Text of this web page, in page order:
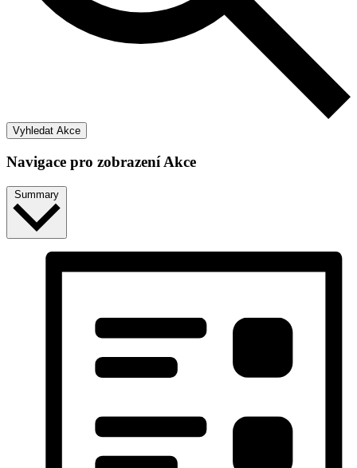
Vyhledat Akce
Navigace pro zobrazení Akce
Summary